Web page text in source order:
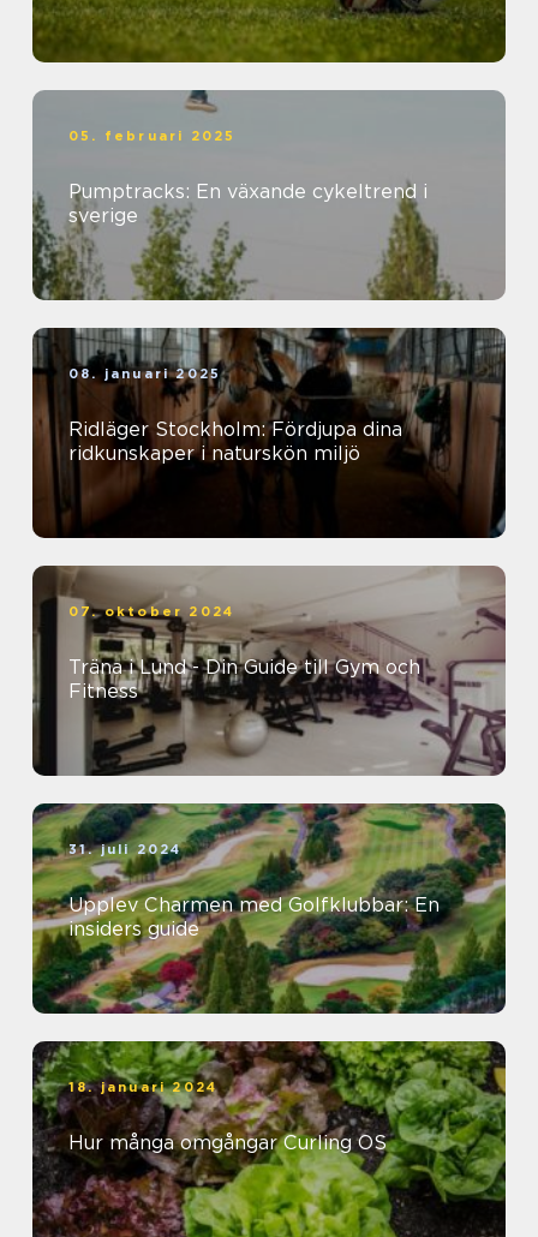
05. februari 2025
Pumptracks: En växande cykeltrend i
sverige
08. januari 2025
Ridläger Stockholm: Fördjupa dina
ridkunskaper i naturskön miljö
07. oktober 2024
Träna i Lund - Din Guide till Gym och
Fitness
31. juli 2024
Upplev Charmen med Golfklubbar: En
insiders guide
18. januari 2024
Hur många omgångar Curling OS